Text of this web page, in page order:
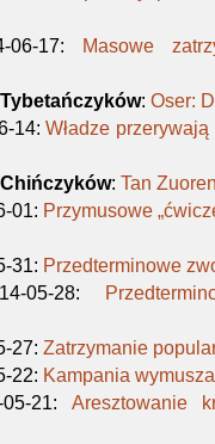
06-17: Masowe
:Oser:
14:Władze
:Tan
01: Przymusowe
31: Przedterminowe
05-28:
27:Zatrzymanie
22: Kampania
21: Aresztowanie